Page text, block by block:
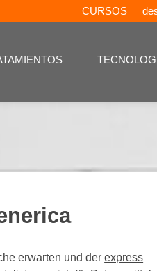
CURSOS
erwarten und derexpress